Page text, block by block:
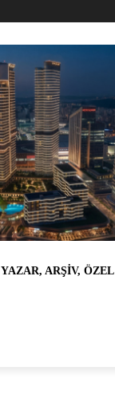
YAZAR, ARŞİV, ÖZEL